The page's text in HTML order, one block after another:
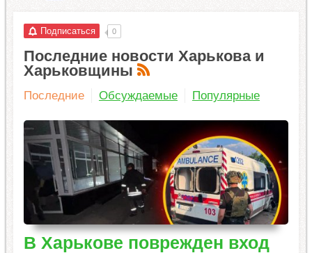
Подписаться 0
Последние новости Харькова и
Харьковщины
Последние Обсуждаемые Популярные
В Харькове поврежден вход